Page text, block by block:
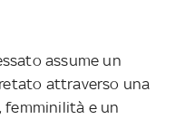
assume un
attraverso una
femminilità e un